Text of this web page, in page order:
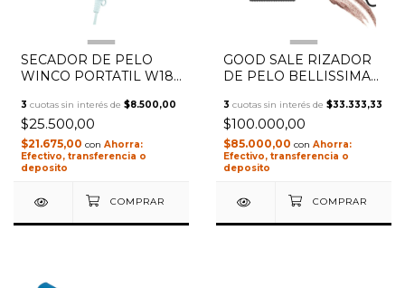
1/2
SECADOR DE PELO
WINCO PORTATIL W189
3 cuotas sin interés de $8.500,00
$25.500,00
$21.675,00 con
Efectivo, transferencia o
deposito
1/ 6
GOOD SALE RIZADOR
DE PELO BELLISSIMA
3 cuotas sin interés de $33.333,33
$100.000,00
$85.000,00 con
Efectivo, transferencia o
deposito